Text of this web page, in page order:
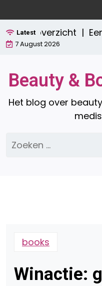
naar
de
inhoud
Latestoverzicht |Een
7 August 2026
Beauty &
Het blog over
Zoeken
naar:
books
Winactie: